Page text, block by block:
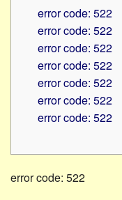
PC
Verbände
error code: 522
error code: 522
error code: 522
error code: 522
error code: 522
error code: 522
error code: 522
error code: 522